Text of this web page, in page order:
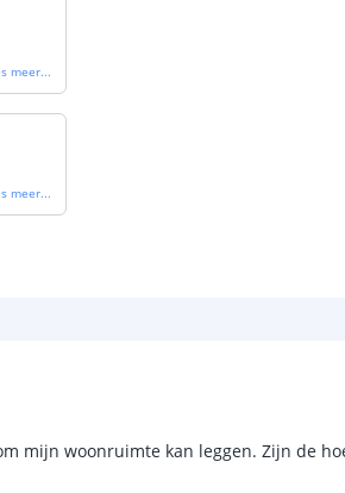
meer...
meer...
mijn woonruimte kan leggen. Zijn de